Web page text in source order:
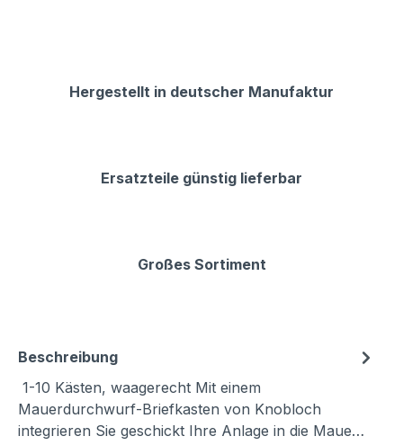
Hergestellt in deutscher Manufaktur
Ersatzteile günstig lieferbar
Großes Sortiment
Beschreibung
1-10 Kästen, waagerecht Mit einem
Mauerdurchwurf-Briefkasten von Knobloch
integrieren Sie geschickt Ihre Anlage in die Maue…